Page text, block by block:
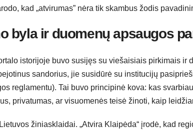
kad „atvirumas” nėra tik skambus žodis
byla ir duomenų apsaugos
istorijoje buvo susijęs su viešaisiais pirkimais ir
sandorius, jie susidūrė su institucijų
reglamentu). Tai buvo principinė kova: kas
privatumas, ar visuomenės teisė žinoti, kaip
žiniasklaidai. „Atvira Klaipėda“ įrodė, kad